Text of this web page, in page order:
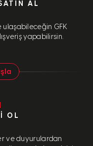
AL
ulaşabileceğin GFK
yapabilirsin.
OL
ve duyurulardan